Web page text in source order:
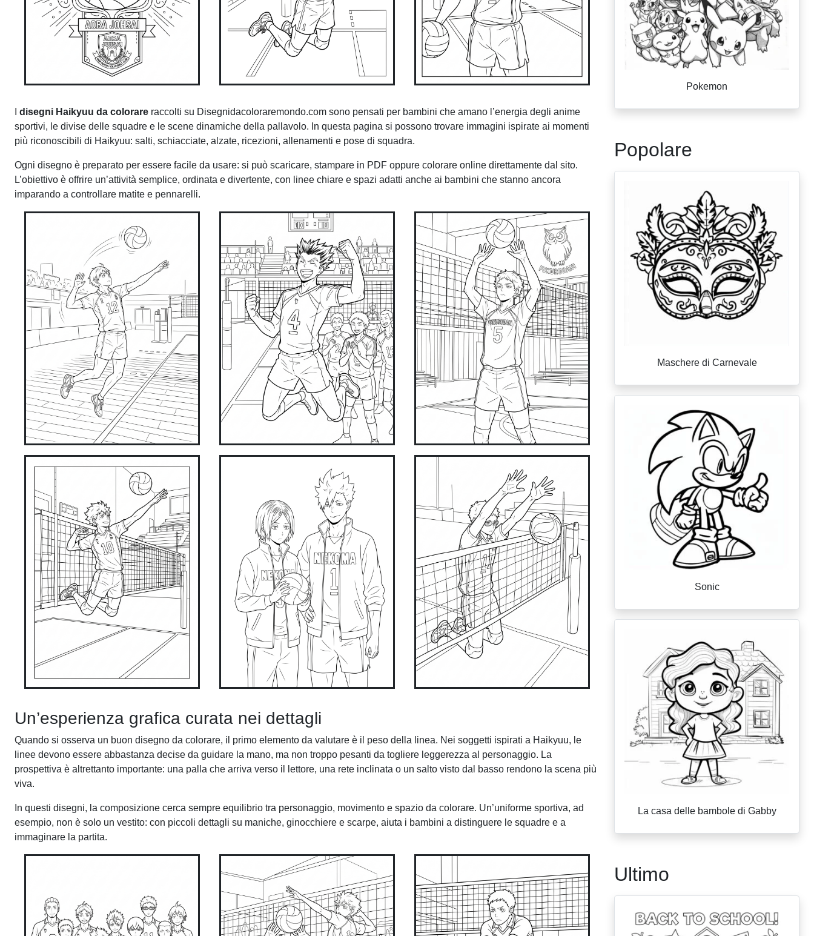
disegni Haikyuu da colorare raccolti su Disegnidacoloraremondo.com sono pensati per bambini che amano l’energia degli anime
sportivi, le divise delle squadre e le scene dinamiche della pallavolo. In questa pagina si possono trovare immagini ispirate ai momenti
più riconoscibili di Haikyuu: salti, schiacciate, alzate, ricezioni, allenamenti e pose di squadra.
Ogni disegno è preparato per essere facile da usare: si può scaricare, stampare in PDF oppure colorare online direttamente dal sito.
L’obiettivo è offrire un’attività semplice, ordinata e divertente, con linee chiare e spazi adatti anche ai bambini che stanno ancora
imparando a controllare matite e pennarelli.
Un’esperienza grafica curata nei dettagli
Quando si osserva un buon disegno da colorare, il primo elemento da valutare è il peso della linea. Nei soggetti ispirati a Haikyuu, le
linee devono essere abbastanza decise da guidare la mano, ma non troppo pesanti da togliere leggerezza al personaggio. La
prospettiva è altrettanto importante: una palla che arriva verso il lettore, una rete inclinata o un salto visto dal basso rendono la scena più
viva.
In questi disegni, la composizione cerca sempre equilibrio tra personaggio, movimento e spazio da colorare. Un’uniforme sportiva, ad
esempio, non è solo un vestito: con piccoli dettagli su maniche, ginocchiere e scarpe, aiuta i bambini a distinguere le squadre e a
immaginare la partita.
Pokemon
Popolare
Maschere di Carnevale
Sonic
La casa delle bambole di Gabby
Ultimo